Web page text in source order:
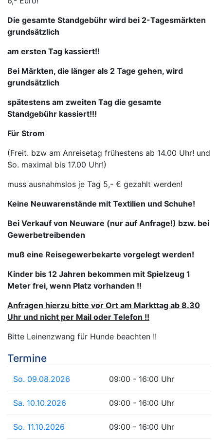
Die gesamte Standgebühr wird bei 2-Tagesmärkten
grundsätzlich
am ersten Tag kassiert!!
Bei Märkten, die länger als 2 Tage gehen, wird
grundsätzlich
spätestens am zweiten Tag die gesamte
Standgebühr kassiert!!!
Für Strom
(Freit. bzw am Anreisetag frühestens ab 14.00 Uhr! und
So. maximal bis 17.00 Uhr!)
muss ausnahmslos je Tag 5,- € gezahlt werden!
Keine Neuwarenstände mit Textilien und Schuhe!
Bei Verkauf von Neuware (nur auf Anfrage!) bzw. bei
Gewerbetreibenden
muß eine Reisegewerbekarte vorgelegt werden!
Kinder bis 12 Jahren bekommen mit Spielzeug 1
Meter frei, wenn Platz vorhanden !!
Anfragen hierzu bitte vor Ort am Markttag ab 8.30
Uhr und nicht per Mail oder Telefon !!
Bitte Leinenzwang für Hunde beachten !!
Termine
So. 09.08.2026 09:00 - 16:00 Uhr
Sa. 10.10.2026 09:00 - 16:00 Uhr
So. 11.10.2026 09:00 - 16:00 Uhr